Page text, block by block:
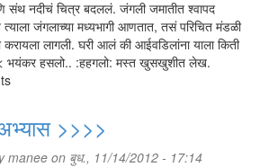
संथ नदीचं चित्र बदललं. जंगली जमातीत श्वापद
जंगलाच्या मध्यभागी आणतात, तसं परिचित मंडळी
करायला लागली. घरी आलं की आईवडिलांना याला किती
भयंकर हसलो.. :हहगलो: मस्त खुसखुशीत लेख.
अभ्यास >>>>
manee on बुध., 11/14/2012 - 17:14